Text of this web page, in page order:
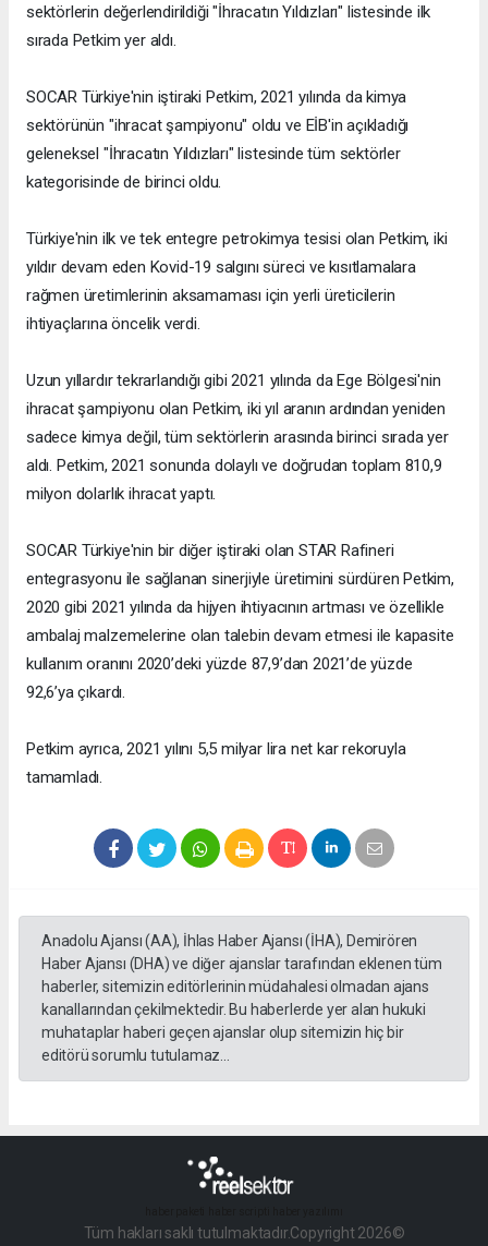
sektörlerin değerlendirildiği "İhracatın Yıldızları" listesinde ilk
sırada Petkim yer aldı.
SOCAR Türkiye'nin iştiraki Petkim, 2021 yılında da kimya
sektörünün "ihracat şampiyonu" oldu ve EİB'in açıkladığı
geleneksel "İhracatın Yıldızları" listesinde tüm sektörler
kategorisinde de birinci oldu.
Türkiye'nin ilk ve tek entegre petrokimya tesisi olan Petkim, iki
yıldır devam eden Kovid-19 salgını süreci ve kısıtlamalara
rağmen üretimlerinin aksamaması için yerli üreticilerin
ihtiyaçlarına öncelik verdi.
Uzun yıllardır tekrarlandığı gibi 2021 yılında da Ege Bölgesi'nin
ihracat şampiyonu olan Petkim, iki yıl aranın ardından yeniden
sadece kimya değil, tüm sektörlerin arasında birinci sırada yer
aldı. Petkim, 2021 sonunda dolaylı ve doğrudan toplam 810,9
milyon dolarlık ihracat yaptı.
SOCAR Türkiye'nin bir diğer iştiraki olan STAR Rafineri
entegrasyonu ile sağlanan sinerjiyle üretimini sürdüren Petkim,
2020 gibi 2021 yılında da hijyen ihtiyacının artması ve özellikle
ambalaj malzemelerine olan talebin devam etmesi ile kapasite
kullanım oranını 2020’deki yüzde 87,9’dan 2021’de yüzde
92,6’ya çıkardı.
Petkim ayrıca, 2021 yılını 5,5 milyar lira net kar rekoruyla
tamamladı.
Anadolu Ajansı (AA), İhlas Haber Ajansı (İHA), Demirören
Haber Ajansı (DHA) ve diğer ajanslar tarafından eklenen tüm
haberler, sitemizin editörlerinin müdahalesi olmadan ajans
kanallarından çekilmektedir. Bu haberlerde yer alan hukuki
muhataplar haberi geçen ajanslar olup sitemizin hiç bir
editörü sorumlu tutulamaz...
Tüm hakları saklı tutulmaktadır.Copyright 2026©